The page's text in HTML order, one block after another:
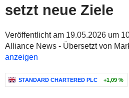
setzt neue Ziele
Veröffentlicht am 19.05.2026 um
Alliance News - Übersetzt von
anzeigen
STANDARD CHARTERED PLC +1,09 %